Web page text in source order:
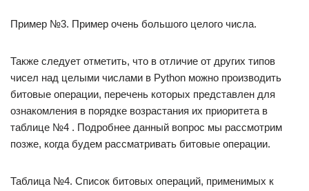
Пример №3. Пример очень большого целого числа.
Также следует отметить, что в отличие от других типов
чисел над целыми числами в Python можно производить
битовые операции, перечень которых представлен для
ознакомления в порядке возрастания их приоритета в
таблице №4 . Подробнее данный вопрос мы рассмотрим
позже, когда будем рассматривать битовые операции.
Таблица №4. Список битовых операций, применимых к